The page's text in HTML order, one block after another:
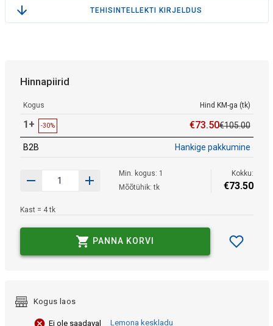
TEHISINTELLEKTI KIRJELDUS
Hinnapiirid
Kogus Hind KM-ga (tk)
1+ -30% €73.50€105.00
B2B Hankige pakkumine
Min. kogus: 1
Mõõtühik: tk
Kokku:
€73.50
Kast = 4 tk
PANNA KORVI
Kogus laos
Ei ole saadaval
Lemona keskladu